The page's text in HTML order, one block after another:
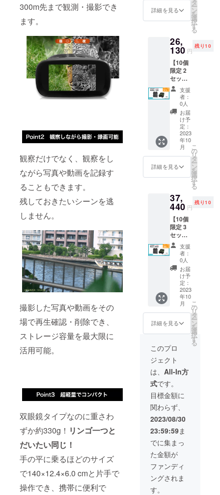
300m先まで観測・撮影でき
ます。
観察だけでなく、観察をし
ながら写真や動画を記録す
ることもできます。
残しておきたいシーンを逃
しません。
撮影した写真や動画をその
場で再生確認・削除でき、
ストレージ容量を最大限に
活用可能。
双眼鏡タイプなのに重さわ
ずか約330g！ リンゴ一つと
だいたい同じ！
手の平に乗るほどのサイズ
で140×12.4×6.0 cmと片手で
操作でき、携帯に便利で
ます。
※ご注文
材の供
給状
況、製
造工程
上の都
合等に
より出
荷時期
が遅れ
る場合
があり
ます。
お申し
込み順
※皆様の
支援に
より量
産効率
が向上
した場
合、正
規販売
価格が
販売予
定価格
より下
がる可
能性も
ござい
※ご注文
状況、
給状
況、製
造工程
上の都
合等に
より出
荷時期
が遅れ
る場合
があり
ます。
×1 ・収
ングク
ロス×1
・取扱
説明書
×1 ・
USBメ
モリ2.0
・32GB
MicroS
Dカード
■お届け
予定：
2023年
10月末
まで ※
お申し
込み順
※皆様の
支援に
より量
産効率
が向上
した場
合、正
規販売
価格が
販売予
定価格
より下
がる可
能性も
ござい
※ご注文
状況、
材の供
給状
況、製
造工程
合等に
より出
荷時期
が遅れ
る場合
があり
ます。
込・送
料込) 一
般予定
格:19,5
00円
（税
込）の
21％OF
F 内容
物： ・
暗視ス
コープ
本体×1
・USB-
C充電
ケーブ
ル×1 ・
首掛け
用スト
ラップ
リーニ
ングク
ロス×1
・取扱
説明書
×1 ・
USBメ
モリ2.0
・32GB
MicroS
Dカード
■お届け
予定：
2023年
10月末
まで ※
お申し
いたし
※皆様の
支援に
より量
産効率
が向上
した場
合、正
規販売
販売予
定価格
より下
がる可
能性も
ござい
ます。
詳細を見る
タ
ー
ン
を
選
択
す
る
26,
130 円
残り10
【10個
限定 2
セット
割】
33％OF
F 暗視
スコー
プ
Ziel（ジ
ール）
￥26,13
0(税
込・送
料込) 一
般予定
格:39,0
00円
（税
込）の
33％OF
F 内容
物： ・
暗視ス
コープ
本体×2
・USB-
C充電
ケーブ
ル×2 ・
首掛け
用スト
ラップ
・ク
リーニ
ングク
ロス×2
・取扱
説明書
×2 ・
USBメ
モリ
2.0×2
・32GB
MicroS
Dカード
×2 ■お
届け予
定：
2023年
10月末
支援
者：
0人
お届
け予
定：
2023
年10
月
詳細を見る
こ
の
リ
タ
ー
ン
を
選
択
す
る
37,
440 円
残り10
【10個
限定 3
セット
割】
36％OF
F 暗視
スコー
プ
Ziel（ジ
ール）
￥37,44
0(税
込・送
料込) 一
般予定
販売価
格:58,5
00円
（税
込）の
36％OF
F 内容
物： ・
暗視ス
コープ
本体×3
・USB-
C充電
ケーブ
ル×3 ・
首掛け
用スト
ラップ
支援
者：
0人
お届
け予
定：
2023
年10
月
詳細を見る
こ
の
リ
タ
ー
ン
を
選
択
す
る
このプロ
ジェクト
は、 All-In方
式です。
目標金額に
関わらず、
2023/08/30
23:59:59ま
でに集まっ
た金額が
ファンディ
ングされま
す。